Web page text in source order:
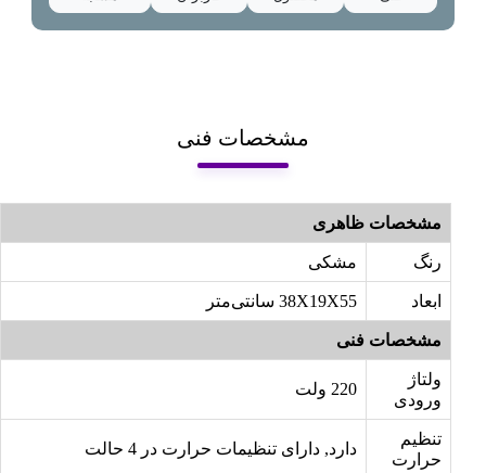
مشخصات فنی
مشخصات ظاهری
رنگ مشکی
ابعاد 38X19X55 سانتی‌متر
مشخصات فنی
ولتاژ
ورودی
220 ولت
تنظیم
حرارت
دارد, دارای تنظیمات حرارت در 4 حالت